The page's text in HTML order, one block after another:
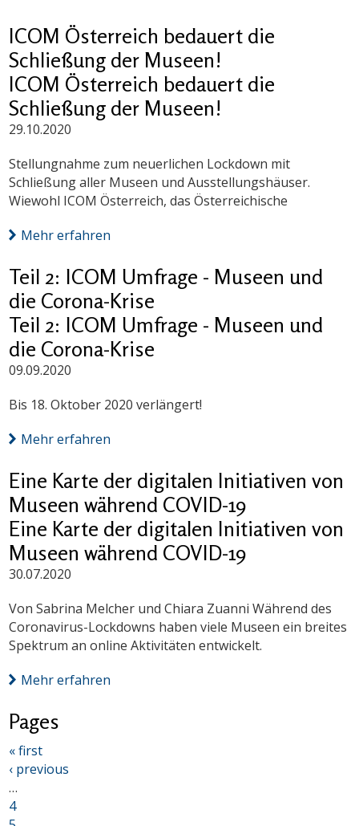
ICOM Österreich bedauert die
Schließung der Museen!
ICOM Österreich bedauert die
Schließung der Museen!
29.10.2020
Stellungnahme zum neuerlichen Lockdown mit
Schließung aller Museen und Ausstellungshäuser.
Wiewohl ICOM Österreich, das Österreichische
Mehr erfahren
Teil 2: ICOM Umfrage - Museen und
die Corona-Krise
Teil 2: ICOM Umfrage - Museen und
die Corona-Krise
09.09.2020
Bis 18. Oktober 2020 verlängert!
Mehr erfahren
Eine Karte der digitalen Initiativen von
Museen während COVID-19
Eine Karte der digitalen Initiativen von
Museen während COVID-19
30.07.2020
Von Sabrina Melcher und Chiara Zuanni Während des
Coronavirus-Lockdowns haben viele Museen ein breites
Spektrum an online Aktivitäten entwickelt.
Mehr erfahren
Pages
« first
‹ previous
…
4